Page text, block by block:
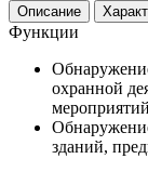
Описание
Функции
охранной
зданий,